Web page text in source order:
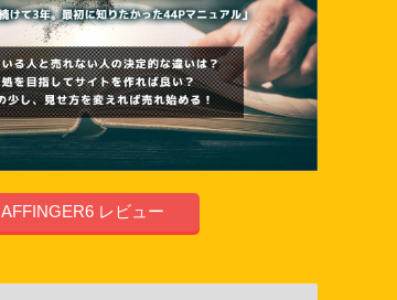
AFFINGER6 レビュー